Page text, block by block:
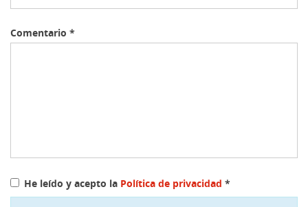
Comentario *
He leído y acepto la Política de privacidad *